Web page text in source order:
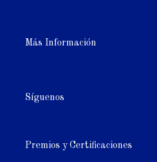
Más Información
Síguenos
Premios y Certificaciones